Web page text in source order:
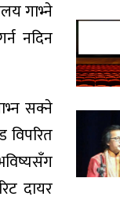
गाभ्ने
नदिन
सक्ने
विपरित
दायर